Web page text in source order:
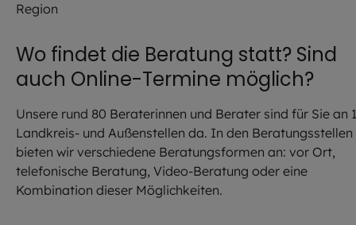
Region
Wo findet die Beratung statt? Sind
auch Online-Termine möglich?
Unsere rund 80 Beraterinnen und Berater sind für Sie an
Landkreis- und Außenstellen da. In den Beratungsstellen
bieten wir verschiedene Beratungsformen an: vor Ort,
telefonische Beratung, Video-Beratung oder eine
Kombination dieser Möglichkeiten.